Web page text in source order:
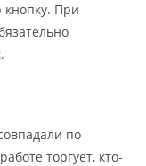
кнопку. При
по
торгует, кто-